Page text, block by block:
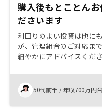
購入後もとことんお
ださいます
利回りのよい投資は他に
が、管理組合のご対応ま
細やかにアドバイスくだ
ーナーとして関わること
室や設備の故障などに不
られるのもポイントです。
る利回りにスペシャルな
っとついてくるサービス
50代前半 / 年収700万円台